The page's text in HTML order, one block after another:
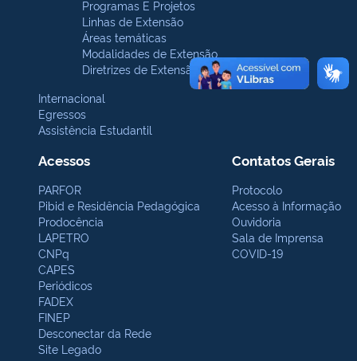
Programas E Projetos
Linhas de Extensão
Áreas temáticas
Modalidades de Extensão
Diretrizes de Extensão
Internacional
Egressos
Assistência Estudantil
Acessos
PARFOR
Pibid e Residência Pedagógica
Prodocência
LAPETRO
CNPq
CAPES
Periódicos
FADEX
FINEP
Desconectar da Rede
Site Legado
Contatos Gerais
Protocolo
Acesso à Informação
Ouvidoria
Sala de Imprensa
COVID-19